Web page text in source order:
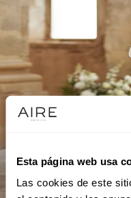
Esta página web usa
Las cookies de este